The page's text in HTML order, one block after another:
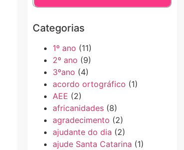
Categorias
1º ano (11)
2º ano (9)
3ºano (4)
acordo ortográfico (1)
AEE (2)
africanidades(8)
agradecimento (2)
ajudante do dia (2)
ajude Santa Catarina (1)